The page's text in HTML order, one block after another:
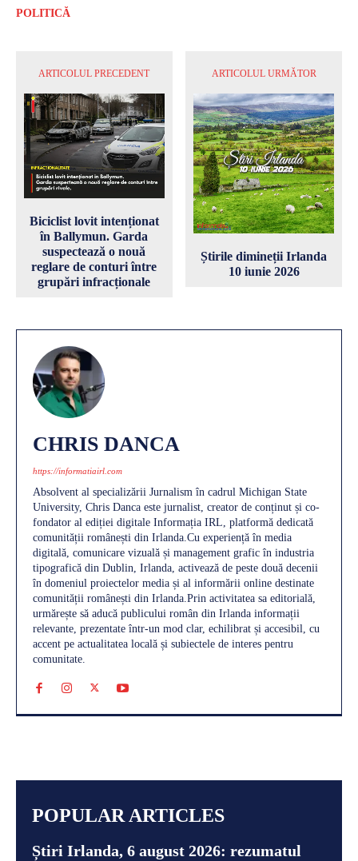
POLITICĂ
ARTICOLUL PRECEDENT
Biciclist lovit intenționat
în Ballymun. Garda
suspectează o nouă
reglare de conturi între
grupări infracționale
ARTICOLUL URMĂTOR
Știrile dimineții Irlanda
10 iunie 2026
CHRIS DANCA
https://informatiairl.com
Absolvent al specializării Jurnalism în cadrul Michigan State
University, Chris Danca este jurnalist, creator de conținut și co-
fondator al ediției digitale Informația IRL, platformă dedicată
comunității românești din Irlanda.Cu experiență în media
digitală, comunicare vizuală și management grafic în industria
tipografică din Dublin, Irlanda, activează de peste două decenii
în domeniul proiectelor media și al informării online destinate
comunității românești din Irlanda.Prin activitatea sa editorială,
urmărește să aducă publicului român din Irlanda informații
relevante, prezentate într-un mod clar, echilibrat și accesibil, cu
accent pe actualitatea locală și subiectele de interes pentru
comunitate.
POPULAR ARTICLES
Știri Irlanda, 6 august 2026: rezumatul